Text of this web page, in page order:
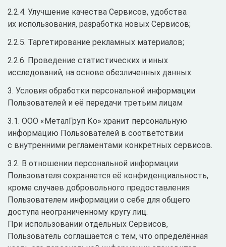
2.2.4. Улучшение качества Сервисов, удобства
их использования, разработка новых Сервисов;
2.2.5. Таргетирование рекламных материалов;
2.2.6. Проведение статистических и иных
исследований, на основе обезличенных данных.
3. Условия обработки персональной информации
Пользователей и её передачи третьим лицам
3.1. ООО «МеталГруп Ко» хранит персональную
информацию Пользователей в соответствии
с внутренними регламентами конкретных сервисов.
3.2. В отношении персональной информации
Пользователя сохраняется её конфиденциальность,
кроме случаев добровольного предоставления
Пользователем информации о себе для общего
доступа неограниченному кругу лиц.
При использовании отдельных Сервисов,
Пользователь соглашается с тем, что определённая